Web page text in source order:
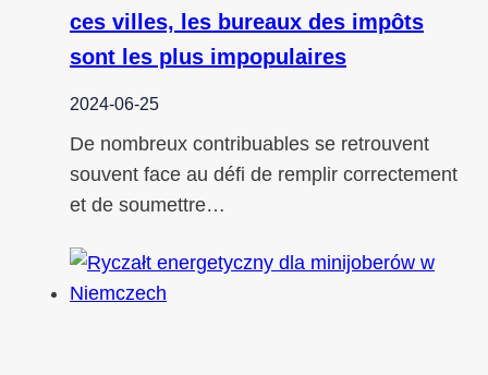
ces villes, les bureaux des impôts
sont les plus impopulaires
2024-06-25
De nombreux contribuables se retrouvent
souvent face au défi de remplir correctement
et de soumettre…